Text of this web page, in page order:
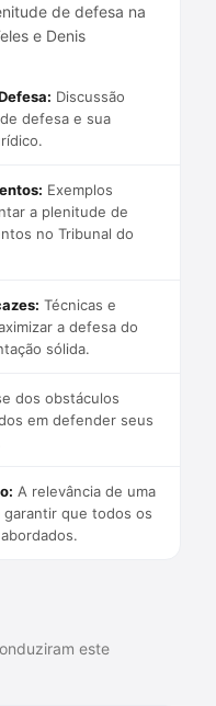
de defesa na
e Denis
Discussão
defesa e sua
Exemplos
a plenitude de
no Tribunal do
Técnicas e
a defesa do
sólida.
dos obstáculos
em defender seus
A relevância de uma
garantir que todos os
este